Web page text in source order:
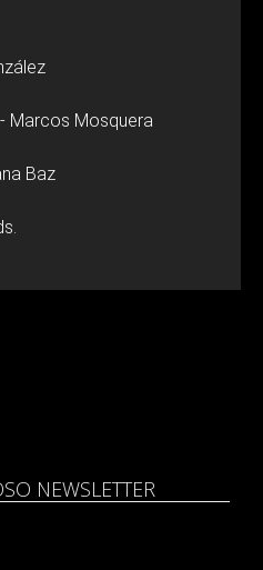
- Marcos Mosquera
Baz
NEWSLETTER